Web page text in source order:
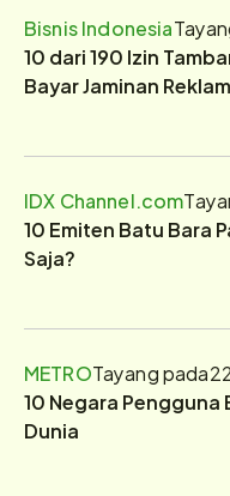
Bisnis Indonesia
10 dari 190 Izin
Bayar Jaminan
IDX Channel.com
10 Emiten Batu Bara
Saja?
METROTayang pada
10 Negara Pengguna
Dunia